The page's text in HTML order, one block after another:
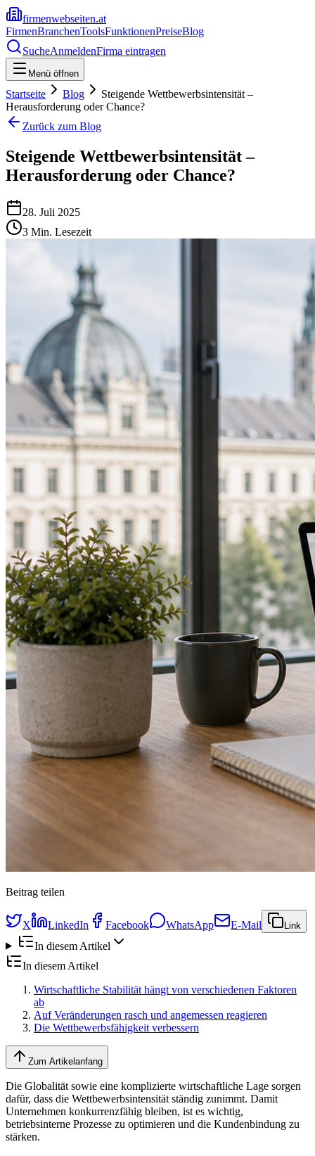
firmenwebseiten.at
FirmenBranchenToolsFunktionenPreiseBlog
SucheAnmeldenFirma eintragen
Menü öffnen
Startseite Blog
Steigende Wettbewerbsintensität –
Herausforderung oder Chance?
Zurück zum Blog
Steigende Wettbewerbsintensität –
Herausforderung oder Chance?
28. Juli 2025
3 Min. Lesezeit
Beitrag teilen
X LinkedIn Facebook WhatsApp E-Mail Link
In diesem Artikel
In diesem Artikel
Wirtschaftliche Stabilität hängt von verschiedenen Faktoren
ab
Auf Veränderungen rasch und angemessen reagieren
Die Wettbewerbsfähigkeit verbessern
Zum Artikelanfang
Die Globalität sowie eine komplizierte wirtschaftliche Lage sorgen
dafür, dass die Wettbewerbsintensität ständig zunimmt. Damit
Unternehmen konkurrenzfähig bleiben, ist es wichtig,
betriebsinterne Prozesse zu optimieren und die Kundenbindung zu
stärken.